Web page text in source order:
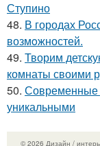
Ступино
48. В городах
возмoжностей.
49. Творим
комнаты своими
50. Современные
уникальными
© 2026 Дизайн /